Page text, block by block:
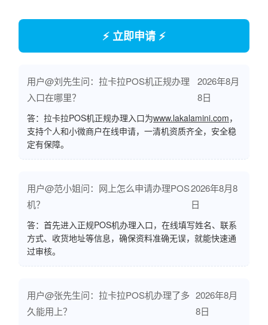
⚡ 立即申请 ⚡
用户@刘先生问：拉卡拉POS机正规办理
入口在哪里？
2026年8月
8日
答：拉卡拉POS机正规办理入口为www.lakalamini.com，
支持个人和小微商户在线申请，一清机资质齐全，安全稳
定有保障。
用户@范小姐问：网上怎么申请办理POS
机？
2026年8月8
日
答：首先进入正规POS机办理入口，在线填写姓名、联系
方式、收货地址等信息，确保资料准确无误，就能快速通
过审核。
用户@张先生问：拉卡拉POS机办理了多
久能用上？
2026年8月
8日